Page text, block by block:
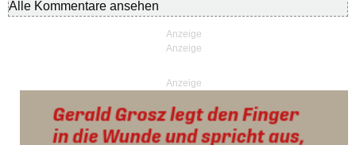
Alle Kommentare ansehen
Anzeige